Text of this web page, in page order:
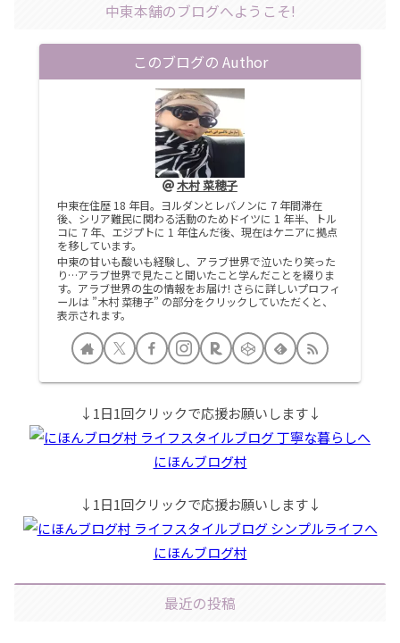
中東本舗のブログへようこそ!
このブログの Author
木村 菜穂子
中東在住歴 18 年目。ヨルダンとレバノンに 7 年間滞在
後、シリア難民に関わる活動のためドイツに 1 年半、トル
コに 7 年、エジプトに 1 年住んだ後、現在はケニアに拠点
を移しています。
中東の甘いも酸いも経験し、アラブ世界で泣いたり笑った
り…アラブ世界で見たこと聞いたこと学んだことを綴りま
す。アラブ世界の生の情報をお届け! さらに詳しいプロフィ
ールは ”木村 菜穂子” の部分をクリックしていただくと、
表示されます。
↓1日1回クリックで応援お願いします↓
にほんブログ村
↓1日1回クリックで応援お願いします↓
にほんブログ村
最近の投稿